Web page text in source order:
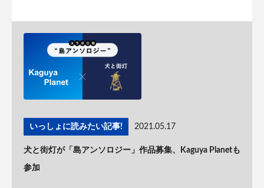
いっしょに読みたい記事! 2021.05.17
犬と街灯が「島アンソロジー」作品募集、Kaguya Planetも
参加